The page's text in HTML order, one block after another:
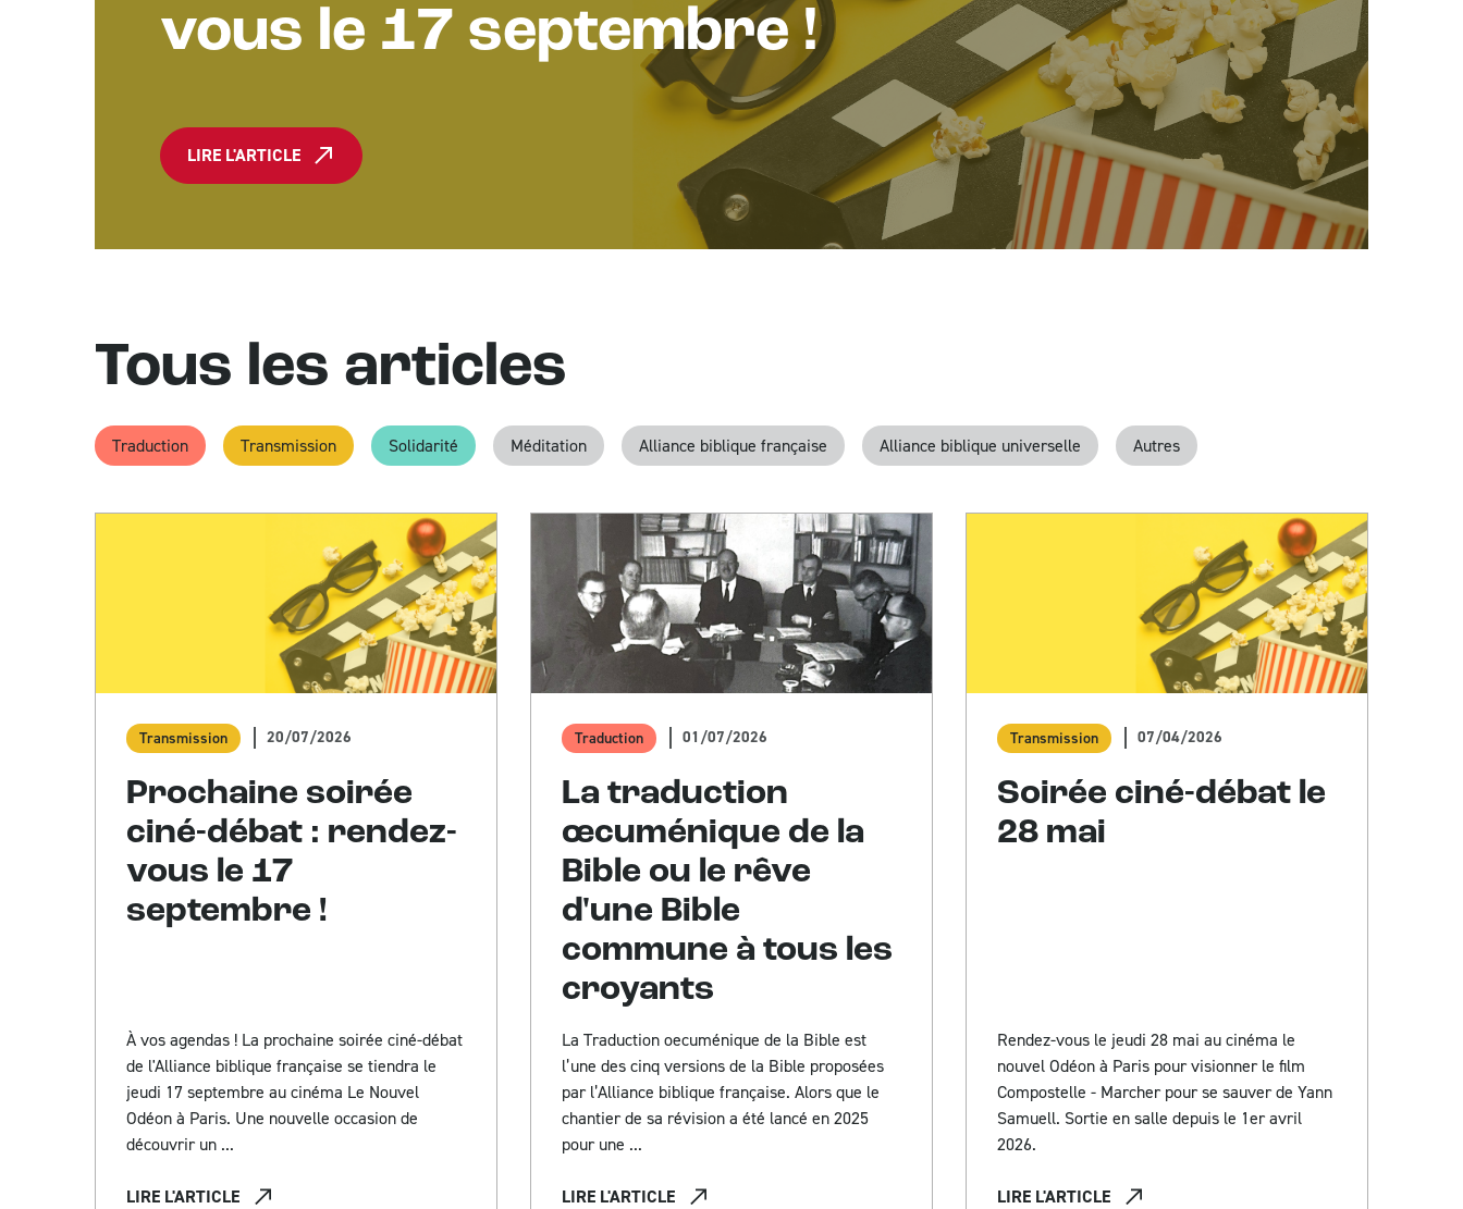
vous le 17 septembre !
LIRE L'ARTICLE
Tous les articles
Traduction Transmission Solidarité Méditation Alliance biblique française Alliance biblique universelle Autres
Transmission 20/07/2026
Prochaine soirée
ciné-débat : rendez-
vous le 17
septembre !
À vos agendas ! La prochaine soirée ciné-débat
de l'Alliance biblique française se tiendra le
jeudi 17 septembre au cinéma Le Nouvel
Odéon à Paris. Une nouvelle occasion de
découvrir un ...
LIRE L'ARTICLE
Traduction 01/07/2026
La traduction
œcuménique de la
Bible ou le rêve
d'une Bible
commune à tous les
croyants
La Traduction oecuménique de la Bible est
l’une des cinq versions de la Bible proposées
par l’Alliance biblique française. Alors que le
chantier de sa révision a été lancé en 2025
pour une ...
LIRE L'ARTICLE
Transmission 07/04/2026
Soirée ciné-débat le
28 mai
Rendez-vous le jeudi 28 mai au cinéma le
nouvel Odéon à Paris pour visionner le film
Compostelle - Marcher pour se sauver de Yann
Samuell. Sortie en salle depuis le 1er avril
2026.
LIRE L'ARTICLE